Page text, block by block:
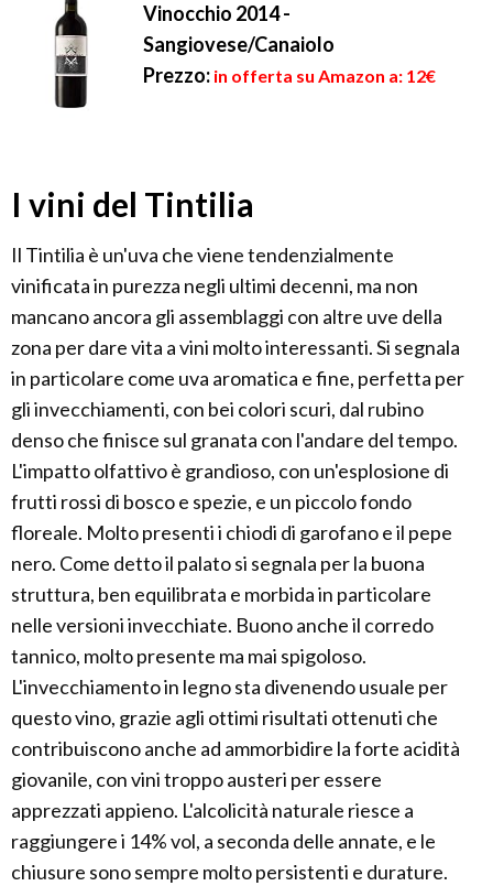
Vinocchio 2014 -
Sangiovese/Canaiolo
Prezzo: in offerta su Amazon a: 12€
I vini del Tintilia
Il Tintilia è un'uva che viene tendenzialmente
vinificata in purezza negli ultimi decenni, ma non
mancano ancora gli assemblaggi con altre uve della
zona per dare vita a vini molto interessanti. Si segnala
in particolare come uva aromatica e fine, perfetta per
gli invecchiamenti, con bei colori scuri, dal rubino
denso che finisce sul granata con l'andare del tempo.
L'impatto olfattivo è grandioso, con un'esplosione di
frutti rossi di bosco e spezie, e un piccolo fondo
floreale. Molto presenti i chiodi di garofano e il pepe
nero. Come detto il palato si segnala per la buona
struttura, ben equilibrata e morbida in particolare
nelle versioni invecchiate. Buono anche il corredo
tannico, molto presente ma mai spigoloso.
L'invecchiamento in legno sta divenendo usuale per
questo vino, grazie agli ottimi risultati ottenuti che
contribuiscono anche ad ammorbidire la forte acidità
giovanile, con vini troppo austeri per essere
apprezzati appieno. L'alcolicità naturale riesce a
raggiungere i 14% vol, a seconda delle annate, e le
chiusure sono sempre molto persistenti e durature.